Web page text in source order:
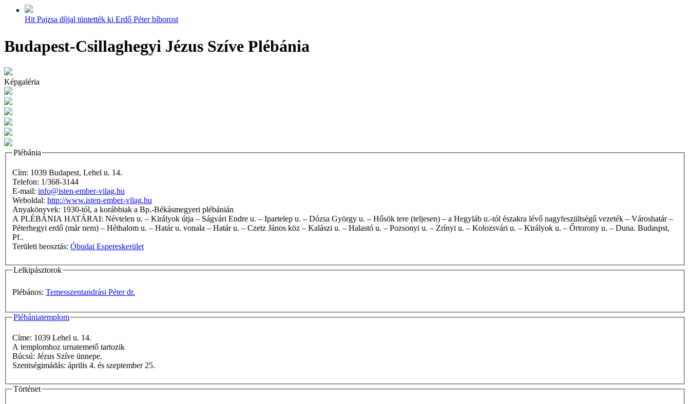
Hit Pajzsa díjjal tüntették ki Erdő Péter bíborost
Budapest-Csillaghegyi Jézus Szíve Plébánia
Képgaléria
Plébánia
Cím: 1039 Budapest, Lehel u. 14.
Telefon: 1/368-3144
E-mail: info@isten-ember-vilag.hu
Weboldal: http://www.isten-ember-vilag.hu
Anyakönyvek: 1930-tól, a korábbiak a Bp.-Békásmegyeri plébánián
A PLÉBÁNIA HATÁRAI: Névtelen u. – Királyok útja – Ságvári Endre u. – Ipartelep u. – Dózsa György u. – Hősök tere (teljesen) – a Hegyláb u.-tól északra lévő nagyfeszültségű vezeték – Városhatár –
Péterhegyi erdő (már nem) – Héthalom u. – Határ u. vonala – Határ u. – Czetz János köz – Kalászi u. – Halastó u. – Pozsonyi u. – Zrínyi u. – Kolozsvári u. – Királyok u. – Őrtorony u. – Duna. Budaspst,
Pf..
Területi beosztás: Óbudai Espereskerület
Lelkipásztorok
Plébános: Temesszentandrási Péter dr.
Plébániatemplom
Címe: 1039 Lehel u. 14.
A templomhoz urnatemető tartozik
Búcsú: Jézus Szíve ünnepe.
Szentségimádás: április 4. és szeptember 25.
Történet